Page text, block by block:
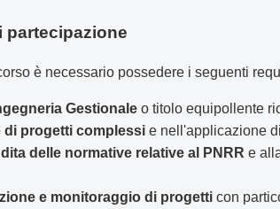
partecipazione
è necessario possedere i seguenti
Gestionale o titolo equipollente
di progetti complessi e nell'applicazione
delle normative relative al PNRR e
e monitoraggio di progetti con